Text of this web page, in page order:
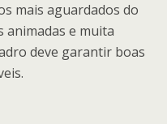
mais aguardados do
animadas e muita
deve garantir boas